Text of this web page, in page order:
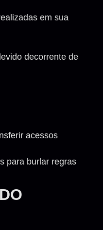
em sua
decorrente de
acessos
para burlar regras